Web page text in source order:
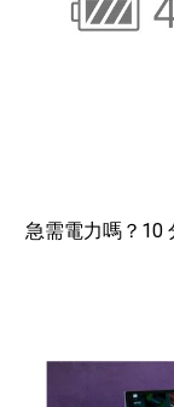
急需電力嗎？10